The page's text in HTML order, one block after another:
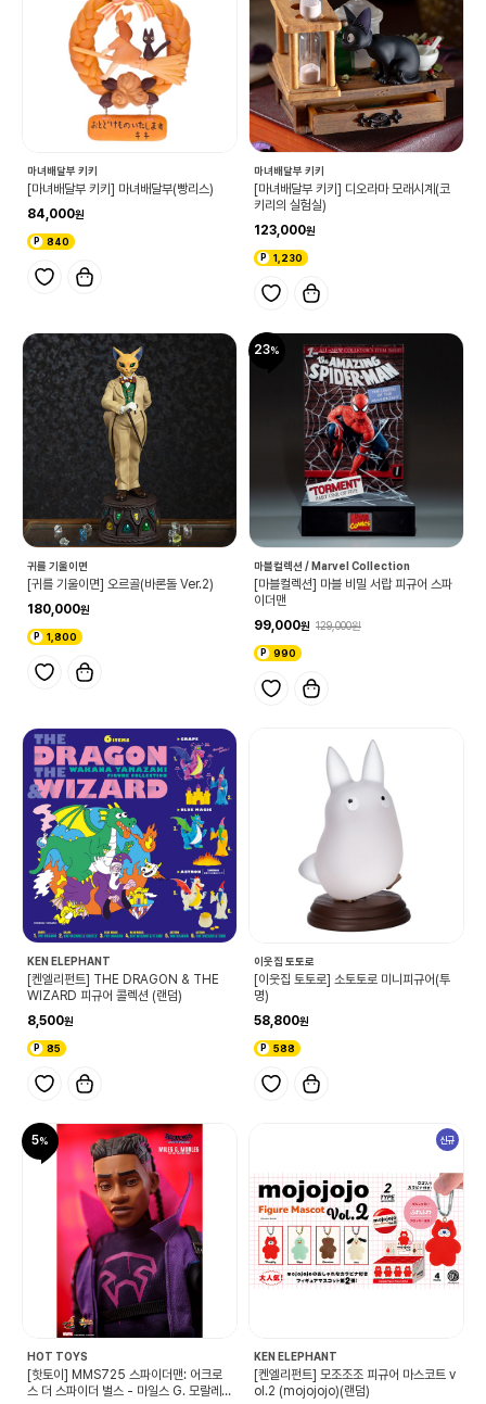
마녀배달부 키키
[마녀배달부 키키] 마녀배달부(빵리스)
84,000
840
마녀배달부 키키
[마녀배달부 키키] 디오라마 모래시계(코
키리의 실험실)
123,000
1,230
귀를 기울이면
[귀를 기울이면] 오르골(바론돌 Ver.2)
180,000
1,800
23
마블컬렉션 / Marvel Collection
[마블컬렉션] 마블 비밀 서랍 피규어 스파
이더맨
99,000
129,000
990
KEN ELEPHANT
[켄엘리펀트] THE DRAGON & THE
WIZARD 피규어 콜렉션 (랜덤)
8,500
85
이웃집 토토로
[이웃집 토토로] 소토토로 미니피규어(투
명)
58,800
588
5
HOT TOYS
[핫토이] MMS725 스파이더맨: 어크로
스 더 스파이더 벌스 - 마일스 G. 모랄레스
신규
KEN ELEPHANT
[켄엘리펀트] 모조조조 피규어 마스코트 v
ol.2 (mojojojo)(랜덤)